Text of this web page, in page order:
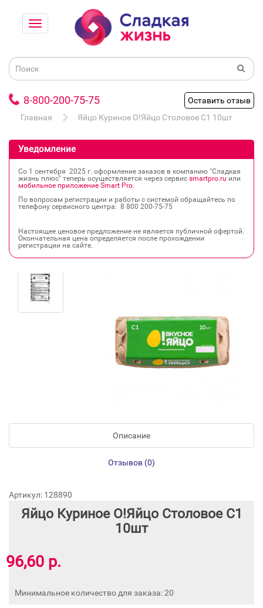
8-800-200-75-75
Оставить отзыв
Главная
Яйцо Куриное О!Яйцо Столовое С1 10шт
Уведомление
Со 1 сентября 2025 г. оформление заказов в компанию "Сладкая
жизнь плюс" теперь осуществляется через сервис smartpro.ru или
мобильное приложение Smart Pro.
По вопросам регистрации и работы с системой обращайтесь по
телефону сервисного центра: 8 800 200‐75‐75
Настоящее ценовое предложение не является публичной офертой.
Окончательная цена определяется после прохождении
регистрации на сайте.
Описание
Отзывов (0)
Артикул: 128890
Яйцо Куриное О!Яйцо Столовое С1
10шт
96,60 р.
Минимальное количество для заказа: 20